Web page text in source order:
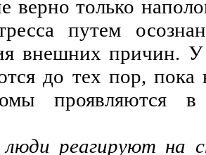
верно только
путем
внешних причин. У
до тех пор, пока
проявляются
реагируют на